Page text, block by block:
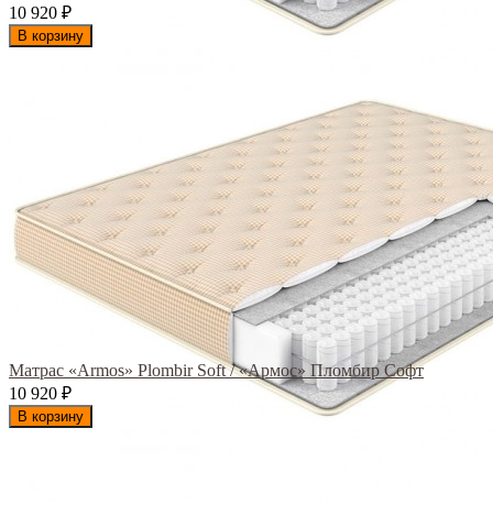
10 920 ₽
В корзину
Матрас «Armos» Plombir Soft / «Армос» Пломбир Софт
10 920 ₽
В корзину